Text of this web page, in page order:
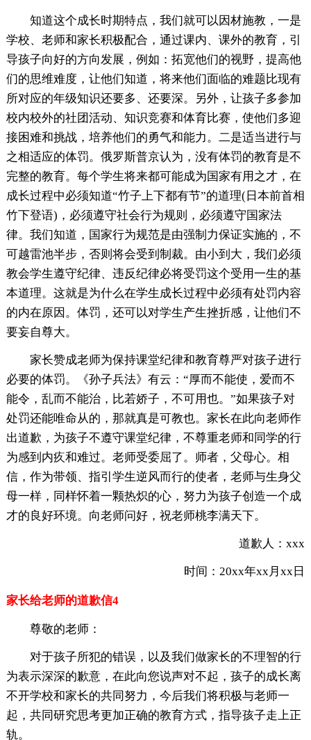
知道这个成长时期特点，我们就可以因材施教，一是
学校、老师和家长积极配合，通过课内、课外的教育，引
导孩子向好的方向发展，例如：拓宽他们的视野，提高他
们的思维难度，让他们知道，将来他们面临的难题比现有
所对应的年级知识还要多、还要深。另外，让孩子多参加
校内校外的社团活动、知识竞赛和体育比赛，使他们多迎
接困难和挑战，培养他们的勇气和能力。二是适当进行与
之相适应的体罚。俄罗斯普京认为，没有体罚的教育是不
完整的教育。每个学生将来都可能成为国家有用之才，在
成长过程中必须知道“竹子上下都有节”的道理(日本前首相
竹下登语)，必须遵守社会行为规则，必须遵守国家法
律。我们知道，国家行为规范是由强制力保证实施的，不
可越雷池半步，否则将会受到制裁。由小到大，我们必须
教会学生遵守纪律、违反纪律必将受罚这个受用一生的基
本道理。这就是为什么在学生成长过程中必须有处罚内容
的内在原因。体罚，还可以对学生产生挫折感，让他们不
要妄自尊大。
家长赞成老师为保持课堂纪律和教育尊严对孩子进行
必要的体罚。《孙子兵法》有云：“厚而不能使，爱而不
能令，乱而不能治，比若娇子，不可用也。”如果孩子对
处罚还能唯命从的，那就真是可教也。家长在此向老师作
出道歉，为孩子不遵守课堂纪律，不尊重老师和同学的行
为感到内疚和难过。老师受委屈了。师者，父母心。相
信，作为带领、指引学生逆风而行的使者，老师与生身父
母一样，同样怀着一颗热炽的心，努力为孩子创造一个成
才的良好环境。向老师问好，祝老师桃李满天下。
道歉人：xxx
时间：20xx年xx月xx日
家长给老师的道歉信4
尊敬的老师：
对于孩子所犯的错误，以及我们做家长的不理智的行
为表示深深的歉意，在此向您说声对不起，孩子的成长离
不开学校和家长的共同努力，今后我们将积极与老师一
起，共同研究思考更加正确的教育方式，指导孩子走上正
轨。